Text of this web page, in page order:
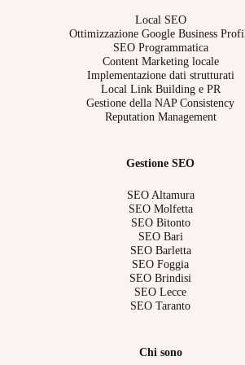
Local SEO
Ottimizzazione Google Business
SEO Programmatica
Content Marketing locale
Implementazione dati strutturati
Local Link Building e PR
Gestione della NAP Consistency
Reputation Management
Gestione SEO
SEO Altamura
SEO Molfetta
SEO Bitonto
SEO Bari
SEO Barletta
SEO Foggia
SEO Brindisi
SEO Lecce
SEO Taranto
Chi sono